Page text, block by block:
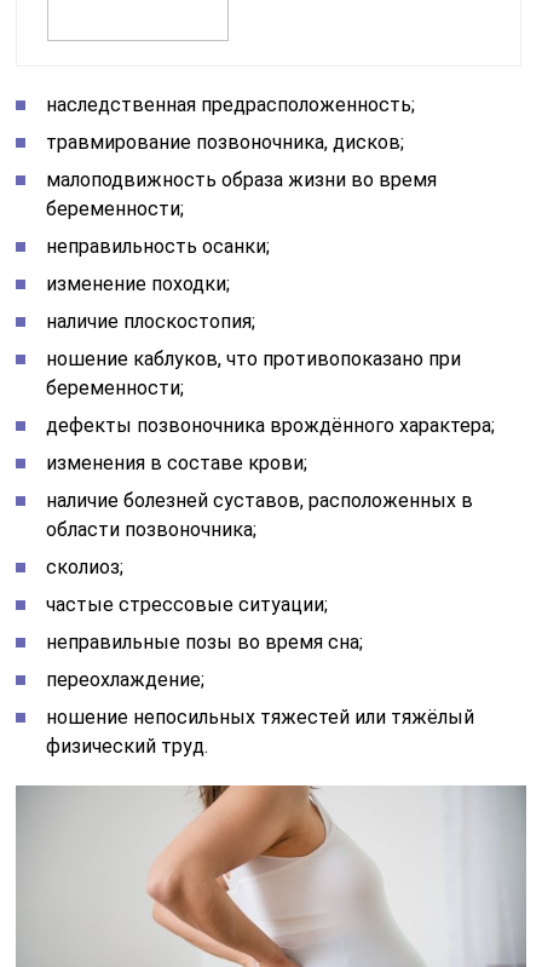
наследственная предрасположенность;
травмирование позвоночника, дисков;
малоподвижность образа жизни во время
беременности;
неправильность осанки;
изменение походки;
наличие плоскостопия;
ношение каблуков, что противопоказано при
беременности;
дефекты позвоночника врождённого характера;
изменения в составе крови;
наличие болезней суставов, расположенных в
области позвоночника;
сколиоз;
частые стрессовые ситуации;
неправильные позы во время сна;
переохлаждение;
ношение непосильных тяжестей или тяжёлый
физический труд.